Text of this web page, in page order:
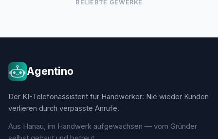
BELIEBTE GEWERKE
Agentino
Der KI-Telefonassistent für Handwerker: Nie wieder Kunden
verlieren durch verpasste Anrufe.
Aus Hanau, im Handwerk aufgewachsen — vom Gründer